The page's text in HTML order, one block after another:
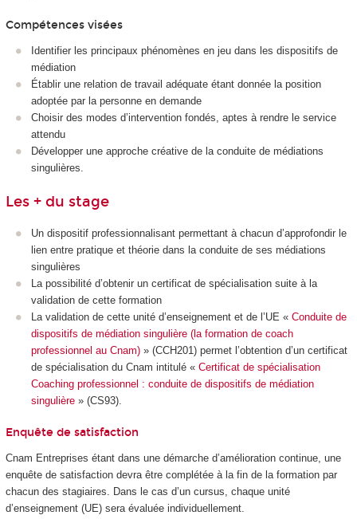
Compétences visées
Identifier les principaux phénomènes en jeu dans les dispositifs de
médiation
Établir une relation de travail adéquate étant donnée la position
adoptée par la personne en demande
Choisir des modes d’intervention fondés, aptes à rendre le service
attendu
Développer une approche créative de la conduite de médiations
singulières.
Les + du stage
Un dispositif professionnalisant permettant à chacun d’approfondir le
lien entre pratique et théorie dans la conduite de ses médiations
singulières
La possibilité d’obtenir un certificat de spécialisation suite à la
validation de cette formation
La validation de cette unité d’enseignement et de l’UE « Conduite de
dispositifs de médiation singulière (la formation de coach
professionnel au Cnam) » (CCH201) permet l’obtention d’un certificat
de spécialisation du Cnam intitulé « Certificat de spécialisation
Coaching professionnel : conduite de dispositifs de médiation
singulière » (CS93).
Enquête de satisfaction
Cnam Entreprises étant dans une démarche d’amélioration continue, une
enquête de satisfaction devra être complétée à la fin de la formation par
chacun des stagiaires. Dans le cas d’un cursus, chaque unité
d’enseignement (UE) sera évaluée individuellement.